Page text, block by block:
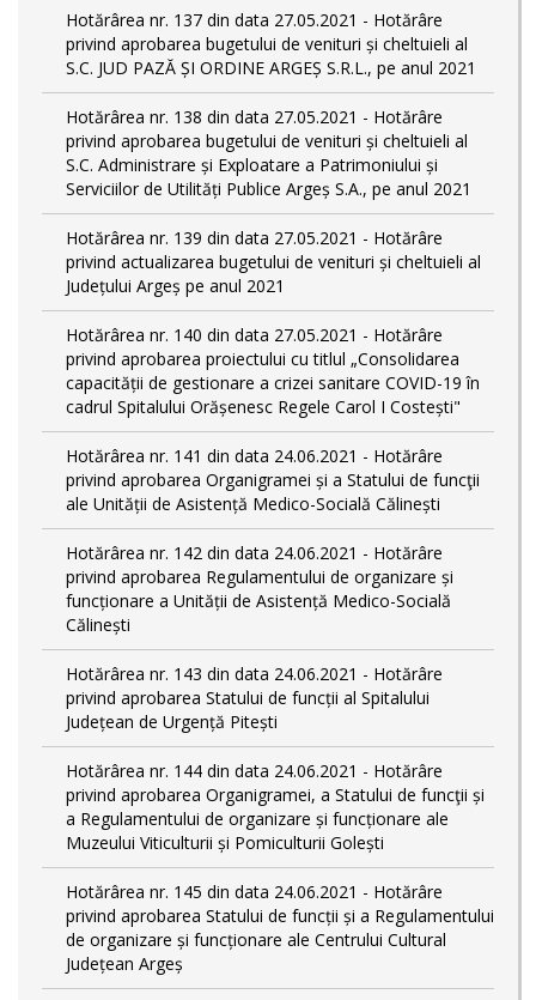
Hotărârea nr. 137 din data 27.05.2021 - Hotărâre
privind aprobarea bugetului de venituri și cheltuieli al
S.C. JUD PAZĂ ȘI ORDINE ARGEȘ S.R.L., pe anul 2021
Hotărârea nr. 138 din data 27.05.2021 - Hotărâre
privind aprobarea bugetului de venituri și cheltuieli al
S.C. Administrare și Exploatare a Patrimoniului și
Serviciilor de Utilități Publice Argeș S.A., pe anul 2021
Hotărârea nr. 139 din data 27.05.2021 - Hotărâre
privind actualizarea bugetului de venituri și cheltuieli al
Județului Argeș pe anul 2021
Hotărârea nr. 140 din data 27.05.2021 - Hotărâre
privind aprobarea proiectului cu titlul „Consolidarea
capacității de gestionare a crizei sanitare COVID-19 în
cadrul Spitalului Orășenesc Regele Carol I Costești"
Hotărârea nr. 141 din data 24.06.2021 - Hotărâre
privind aprobarea Organigramei și a Statului de funcţii
ale Unității de Asistență Medico-Socială Călinești
Hotărârea nr. 142 din data 24.06.2021 - Hotărâre
privind aprobarea Regulamentului de organizare și
funcționare a Unității de Asistență Medico-Socială
Călinești
Hotărârea nr. 143 din data 24.06.2021 - Hotărâre
privind aprobarea Statului de funcții al Spitalului
Județean de Urgență Pitești
Hotărârea nr. 144 din data 24.06.2021 - Hotărâre
privind aprobarea Organigramei, a Statului de funcţii și
a Regulamentului de organizare și funcționare ale
Muzeului Viticulturii și Pomiculturii Golești
Hotărârea nr. 145 din data 24.06.2021 - Hotărâre
privind aprobarea Statului de funcții și a Regulamentului
de organizare și funcționare ale Centrului Cultural
Județean Argeș